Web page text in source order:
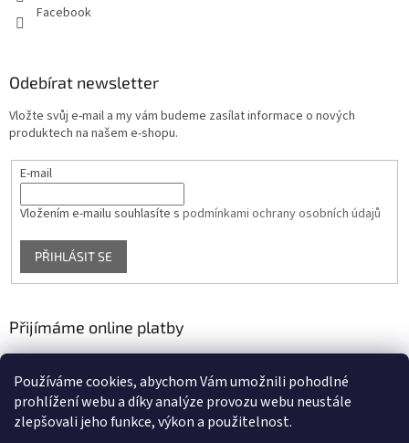
Používáme cookies, abychom Vám umožnili pohodlné
prohlížení webu a díky analýze provozu webu neustále
zlepšovali jeho funkce, výkon a použitelnost.
Facebook
Odebírat newsletter
Vložte svůj e-mail a my vám budeme zasílat informace o nových
produktech na našem e-shopu.
E-mail
Vložením e-mailu souhlasíte s podmínkami ochrany osobních údajů
PŘIHLÁSIT SE
Přijímáme online platby